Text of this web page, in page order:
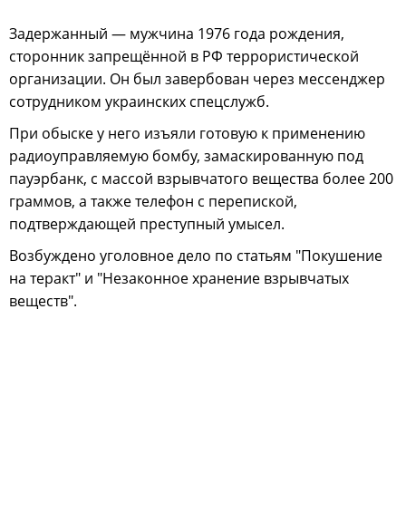
Задержанный — мужчина 1976 года рождения,
сторонник запрещённой в РФ террористической
организации. Он был завербован через мессенджер
сотрудником украинских спецслужб.
При обыске у него изъяли готовую к применению
радиоуправляемую бомбу, замаскированную под
пауэрбанк, с массой взрывчатого вещества более 200
граммов, а также телефон с перепиской,
подтверждающей преступный умысел.
Возбуждено уголовное дело по статьям "Покушение
на теракт" и "Незаконное хранение взрывчатых
веществ".